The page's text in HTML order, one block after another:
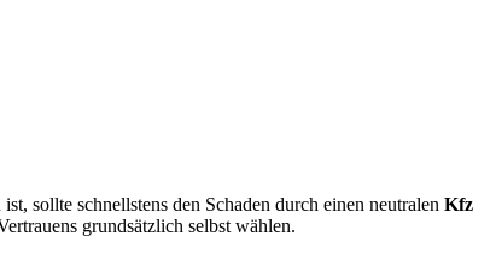
sollte schnellstens den Schaden durch einen neutralen Kfz
grundsätzlich selbst wählen.